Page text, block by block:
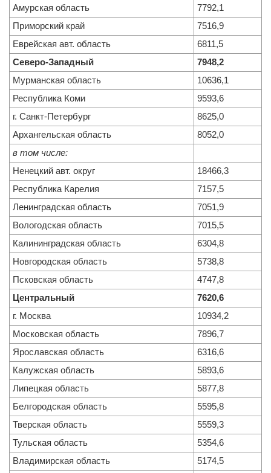
Амурская область
7792,1
Приморский край
7516,9
Еврейская авт. область
6811,5
Северо-Западный
7948,2
Мурманская область
10636,1
Республика Коми
9593,6
г. Санкт-Петербург
8625,0
Архангельская область
8052,0
в том числе:
Ненецкий авт. округ
18466,3
Республика Карелия
7157,5
Ленинградская область
7051,9
Вологодская область
7015,5
Калининградская область
6304,8
Новгородская область
5738,8
Псковская область
4747,8
Центральный
7620,6
г. Москва
10934,2
Московская область
7896,7
Ярославская область
6316,6
Калужская область
5893,6
Липецкая область
5877,8
Белгородская область
5595,8
Тверская область
5559,3
Тульская область
5354,6
Владимирская область
5174,5